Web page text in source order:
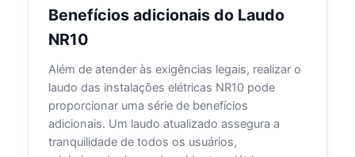
Benefícios adicionais do Laudo
NR10
Além de atender às exigências legais, realizar o
laudo das instalações elétricas NR10 pode
proporcionar uma série de benefícios
adicionais. Um laudo atualizado assegura a
tranquilidade de todos os usuários,